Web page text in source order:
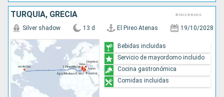
TURQUÍA, GRECIA
Silver shadow 13 d El Pireo Atenas 19/10/2028
Bebidas incluidas
Servicio de mayordomo incluido
Cocina gastronómica
Comidas incluidas